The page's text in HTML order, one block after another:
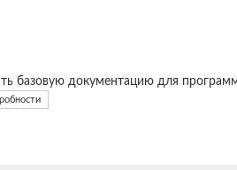
базовую документацию для